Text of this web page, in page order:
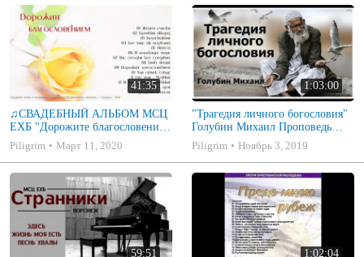
41:35
♫СВАДЕБНЫЙ АЛЬБОМ МСЦ
ЕХБ "Дорожите благословением
- Христианские песни.
Музыкальный диск. Псалмы
Piligrim Март 11, 2020
1:03:00
"Трагедия личного богословия"
Голубин Михаил Проповедь
2019
Piligrim Ноябрь 3, 2019
59:51 1:02:04